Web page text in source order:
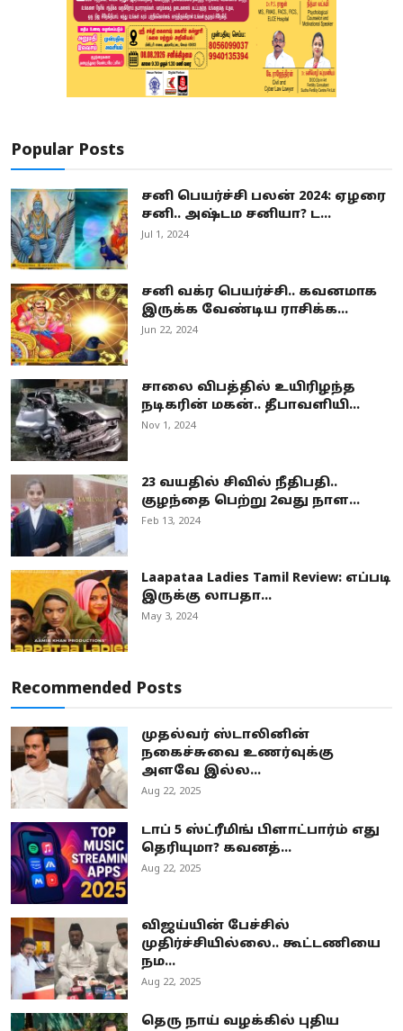
Popular Posts
சனி பெயர்ச்சி பலன் 2024: ஏழரை
சனி.. அஷ்டம சனியா? ட...
Jul 1, 2024
சனி வக்ர பெயர்ச்சி.. கவனமாக
இருக்க வேண்டிய ராசிக்க...
Jun 22, 2024
சாலை விபத்தில் உயிரிழந்த
நடிகரின் மகன்.. தீபாவளியி...
Nov 1, 2024
23 வயதில் சிவில் நீதிபதி..
குழந்தை பெற்று 2வது நாள...
Feb 13, 2024
Laapataa Ladies Tamil Review: எப்படி
இருக்கு லாபதா...
May 3, 2024
Recommended Posts
முதல்வர் ஸ்டாலினின்
நகைச்சுவை உணர்வுக்கு
அளவே இல்ல...
Aug 22, 2025
டாப் 5 ஸ்ட்ரீமிங் பிளாட்பார்ம் எது
தெரியுமா? கவனத்...
Aug 22, 2025
விஜய்யின் பேச்சில்
முதிர்ச்சியில்லை.. கூட்டணியை
நம...
Aug 22, 2025
தெரு நாய் வழக்கில் புதிய